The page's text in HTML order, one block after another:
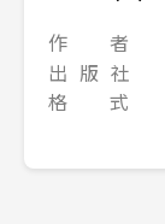
作 者
出 版 社
格 式